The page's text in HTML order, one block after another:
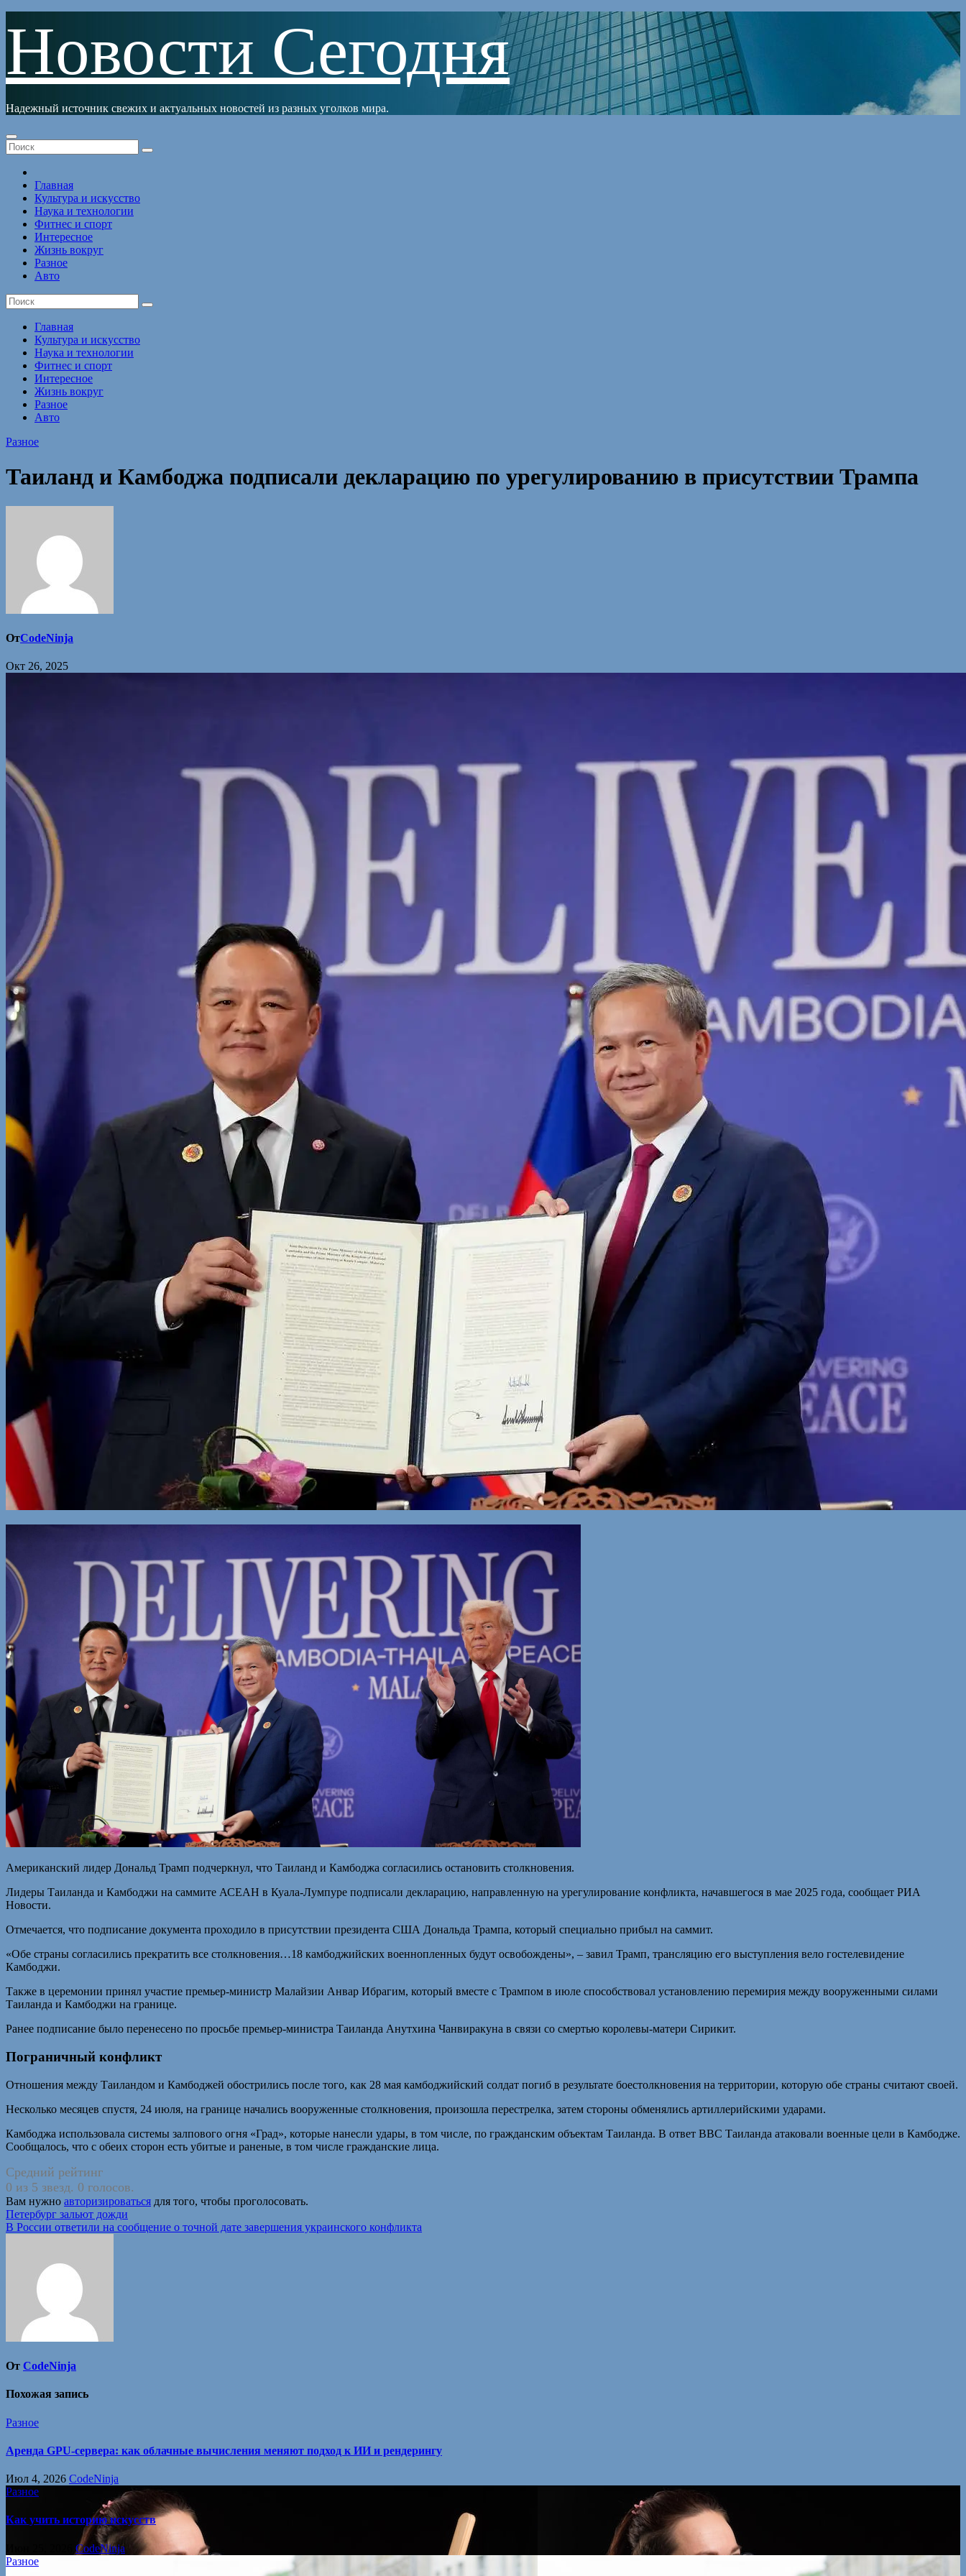
к
содержимому
Новости Сегодня
Надежный источник свежих и актуальных новостей из разных уголков мира.
Главная
Культура и искусство
Наука и технологии
Фитнес и спорт
Интересное
Жизнь вокруг
Разное
Авто
Главная
Культура и искусство
Наука и технологии
Фитнес и спорт
Интересное
Жизнь вокруг
Разное
Авто
Разное
Таиланд и Камбоджа подписали декларацию по урегулированию в присутствии Трампа
ОтCodeNinja
Окт 26, 2025
Американский лидер Дональд Трамп подчеркнул, что Таиланд и Камбоджа согласились остановить столкновения.
Лидеры Таиланда и Камбоджи на саммите АСЕАН в Куала-Лумпуре подписали декларацию, направленную на урегулирование конфликта, начавшегося в мае 2025 года, сообщает РИА
Новости.
Отмечается, что подписание документа проходило в присутствии президента США Дональда Трампа, который специально прибыл на саммит.
«Обе страны согласились прекратить все столкновения…18 камбоджийских военнопленных будут освобождены», – завил Трамп, трансляцию его выступления вело гостелевидение
Камбоджи.
Также в церемонии принял участие премьер-министр Малайзии Анвар Ибрагим, который вместе с Трампом в июле способствовал установлению перемирия между вооруженными силами
Таиланда и Камбоджи на границе.
Ранее подписание было перенесено по просьбе премьер-министра Таиланда Анутхина Чанвиракуна в связи со смертью королевы-матери Сирикит.
Пограничный конфликт
Отношения между Таиландом и Камбоджей обострились после того, как 28 мая камбоджийский солдат погиб в результате боестолкновения на территории, которую обе страны считают своей.
Несколько месяцев спустя, 24 июля, на границе начались вооруженные столкновения, произошла перестрелка, затем стороны обменялись артиллерийскими ударами.
Камбоджа использовала системы залпового огня «Град», которые нанесли удары, в том числе, по гражданским объектам Таиланда. В ответ ВВС Таиланда атаковали военные цели в Камбодже.
Сообщалось, что с обеих сторон есть убитые и раненые, в том числе гражданские лица.
Средний рейтинг
0 из 5 звезд. 0 голосов.
Вам нужно авторизироваться для того, чтобы проголосовать.
Навигация
по
Петербург зальют дожди
В России ответили на сообщение о точной дате завершения украинского конфликта
От CodeNinja
Похожая запись
Разное
Аренда GPU-сервера: как облачные вычисления меняют подход к ИИ и рендерингу
Июл 4, 2026 CodeNinja
Разное
Как учить историю искусств
CodeNinja
Разное